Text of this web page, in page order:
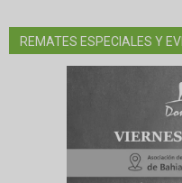
REMATES ESPECIALES Y